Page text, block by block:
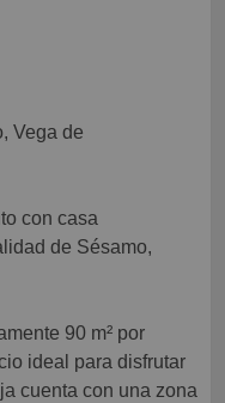
con casa
de Sésamo,
90 m² por
ideal para disfrutar
cuenta con una zona